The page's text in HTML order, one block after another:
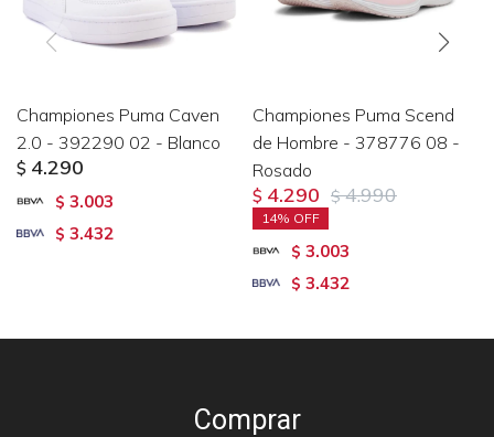
Championes Puma Caven
2.0 - 392290 02 - Blanco
$ 4.290
$ 3.003
$ 3.432
Championes Puma Scend
de Hombre - 378776 08 -
Rosado
$ 4.290 $ 4.990
14
$ 3.003
$ 3.432
Comprar